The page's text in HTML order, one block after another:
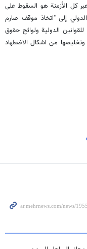
كل الأزمنة هو السقوط على
إلى "اتخاذ موقف صارم
الدولية ولوائح حقوق
وتخليصها من اشكال الاضطهاد